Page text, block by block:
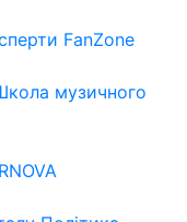
FanZone
музичного